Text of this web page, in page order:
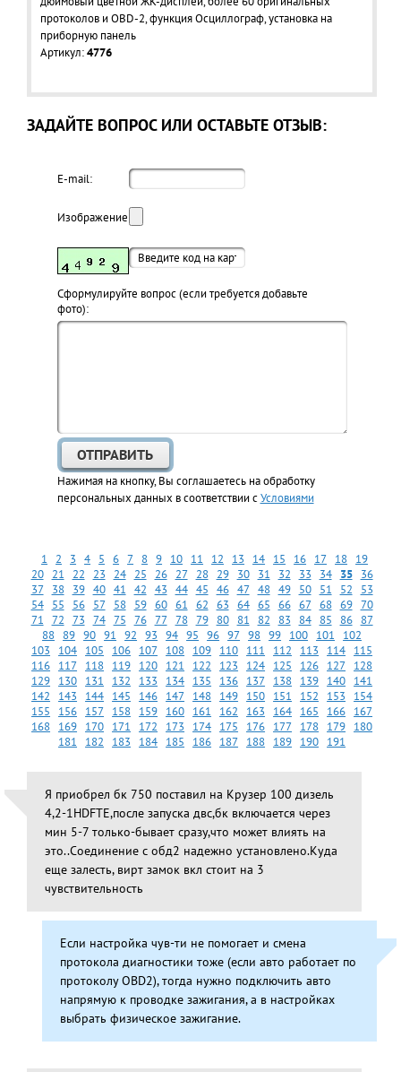
протоколов и OBD-2, функция Осциллограф, установка на
приборную панель
Артикул:4776
ЗАДАЙТЕ ВОПРОС ИЛИ ОСТАВЬТЕ ОТЗЫВ:
E-mail:
Изображение:
Cформулируйте вопрос (если требуется добавьте
фото):
Нажимая на кнопку, Вы соглашаетесь на обработку
персональных данных в соответствии сУсловиями
1 2 3 4 5 6 7 8 9 10 11 12 13 14 15 16 17 18 19
20
21 22 23 24 25 26 27 28 29 30 31 32 33 34 35
36
37
38 39 40 41 42 43 44 45 46 47 48 49 50 51 52
53
54
55 56 57 58 59 60 61 62 63 64 65 66 67 68 69 70
71 72 73 74 75 76 77 78 79 80 81 82 83 84 85 86
87
88 89 90 91 92 93 94 95 96 97 98 99 100 101
102
103
104 105 106 107 108 109 110 111 112 113 114 115
116 117 118 119 120 121 122 123 124 125 126 127 128
129 130 131 132 133 134 135 136 137 138 139 140 141
142
143 144 145 146 147 148 149 150 151 152 153
154
155
156 157 158 159 160 161 162 163 164 165 166 167
168 169 170 171 172 173 174 175 176 177 178 179 180
181
182 183 184 185 186 187 188 189 190 191
Я приобрел бк 750 поставил на Крузер 100 дизель
4,2-1HDFTE,после запуска двс,бк включается через
мин 5-7 только-бывает сразу,что может влиять на
это..Соединение с обд2 надежно установлено.Куда
еще залесть, вирт замок вкл стоит на 3
чувствительность
Если настройка чув-ти не помогает и смена
протокола диагностики тоже (если авто работает по
протоколу OBD2), тогда нужно подключить авто
напрямую к проводке зажигания, а в настройках
выбрать физическое зажигание.